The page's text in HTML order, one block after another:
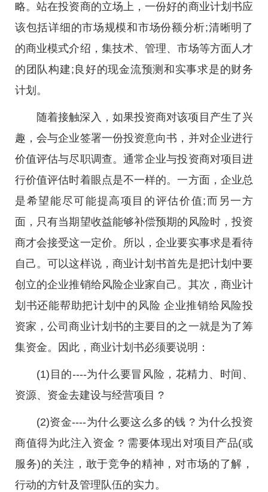
略。站在投资商的立场上，一份好的商业计划书应
该包括详细的市场规模和市场份额分析;清晰明了
的商业模式介绍，集技术、管理、市场等方面人才
的团队构建;良好的现金流预测和实事求是的财务
计划。
随着接触深入，如果投资商对该项目产生了兴
趣，会与企业签署一份投资意向书，并对企业进行
价值评估与尽职调查。通常企业与投资商对项目进
行价值评估时着眼点是不一样的。一方面，企业总
是希望能尽可能提高项目的评估价值;而另一方
面，只有当期望收益能够补偿预期的风险时，投资
商才会接受这一定价。所以，企业要实事求是看待
自己。可以这样说，商业计划书首先是把计划中要
创立的企业推销给风险企业家自己。其次，商业计
划书还能帮助把计划中的风险 企业推销给风险投
资家，公司商业计划书的主要目的之一就是为了筹
集资金。因此，商业计划书必须要说明：
(1)目的----为什么要冒风险，花精力、时间、
资源、资金去建设与经营项目 ?
(2)资金----为什么要这么多的钱 ? 为什么投资
商值得为此注入资金 ? 需要体现出对项目产品(或
服务)的关注，敢于竞争的精神，对市场的了解，
行动的方针及管理队伍的实力。